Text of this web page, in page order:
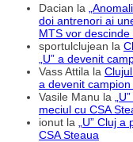
Dacian la
doi antrenori ai
MTS vor
sportulclujean la
„U” a devenit
Vass Attila la
a devenit
Vasile Manu la
meciul cu CSA
ionut la
„U” Cluj
CSA Steaua